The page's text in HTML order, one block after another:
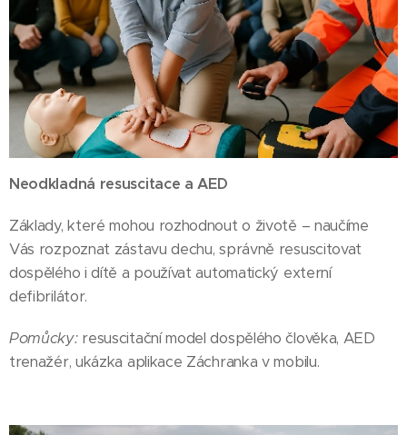
Neodkladná resuscitace a AED
Základy, které mohou rozhodnout o životě – naučíme
Vás rozpoznat zástavu dechu, správně resuscitovat
dospělého i dítě a používat automatický externí
defibrilátor.
Pomůcky:resuscitační model dospělého člověka, AED
trenažér, ukázka aplikace Záchranka v mobilu.